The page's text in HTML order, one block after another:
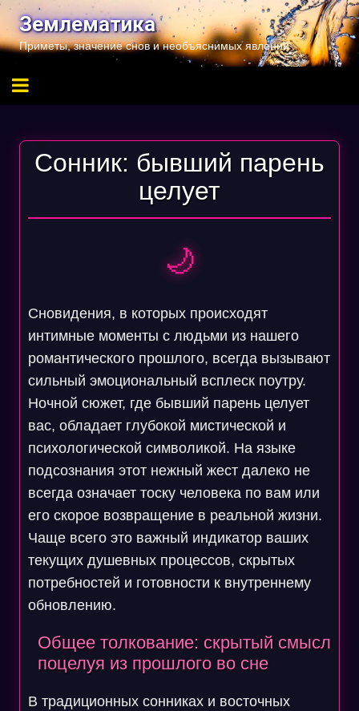
Перейти
содержимому
Землематика
Приметы, значение снов и необъяснимых явлений
Сонник: бывший парень
целует
🌙
Сновидения, в которых происходят
интимные моменты с людьми из нашего
романтического прошлого, всегда вызывают
сильный эмоциональный всплеск поутру.
Ночной сюжет, где бывший парень целует
вас, обладает глубокой мистической и
психологической символикой. На языке
подсознания этот нежный жест далеко не
всегда означает тоску человека по вам или
его скорое возвращение в реальной жизни.
Чаще всего это важный индикатор ваших
текущих душевных процессов, скрытых
потребностей и готовности к внутреннему
обновлению.
Общее толкование: скрытый смысл
поцелуя из прошлого во сне
В традиционных сонниках и восточных